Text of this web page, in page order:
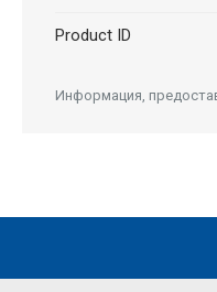
Product ID
Информация,